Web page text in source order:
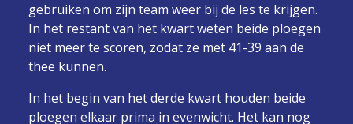
gebruiken om zijn team weer bij de les te krijgen.
In het restant van het kwart weten beide ploegen
niet meer te scoren, zodat ze met 41-39 aan de
thee kunnen.
In het begin van het derde kwart houden beide
ploegen elkaar prima in evenwicht. Het kan nog